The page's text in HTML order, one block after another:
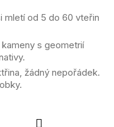
mletí od 5 do 60 vteřin
s geometrií
žádný nepořádek.